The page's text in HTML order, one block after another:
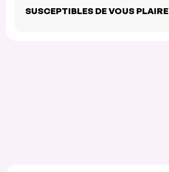
SUSCEPTIBLES DE VOUS PLAIRE